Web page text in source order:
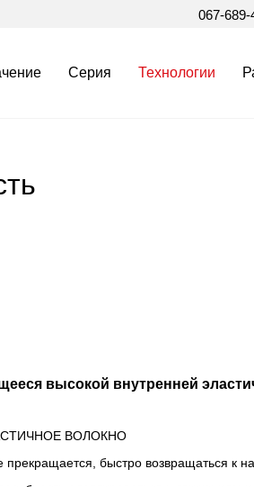
067-689-
Серия Технологии
высокой внутренней
прекращается, быстро возвращаться к